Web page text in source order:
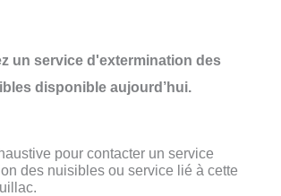
un service d'extermination des
disponible aujourd’hui.
pour contacter un service
des nuisibles ou service lié à cette